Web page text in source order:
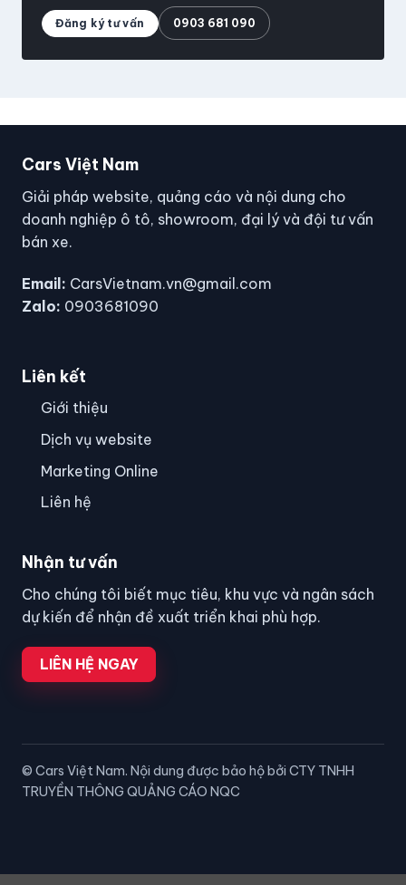
Đăng ký tư vấn 0903 681 090
Cars Việt Nam
Giải pháp website, quảng cáo và nội dung cho
doanh nghiệp ô tô, showroom, đại lý và đội tư vấn
bán xe.
Email: CarsVietnam.vn@gmail.com
Zalo: 0903681090
Liên kết
Giới thiệu
Dịch vụ website
Marketing Online
Liên hệ
Nhận tư vấn
Cho chúng tôi biết mục tiêu, khu vực và ngân sách
dự kiến để nhận đề xuất triển khai phù hợp.
LIÊN HỆ NGAY
© Cars Việt Nam. Nội dung được bảo hộ bởi CTY TNHH
TRUYỀN THÔNG QUẢNG CÁO NQC